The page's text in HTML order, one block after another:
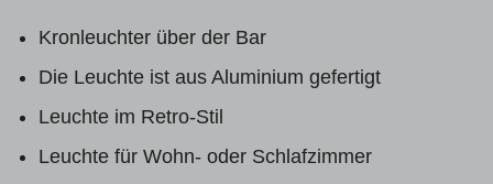
Kronleuchter über der Bar
Die Leuchte ist aus Aluminium gefertigt
Leuchte im Retro-Stil
Leuchte für Wohn- oder Schlafzimmer